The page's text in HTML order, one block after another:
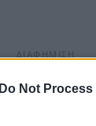
Do Not Process